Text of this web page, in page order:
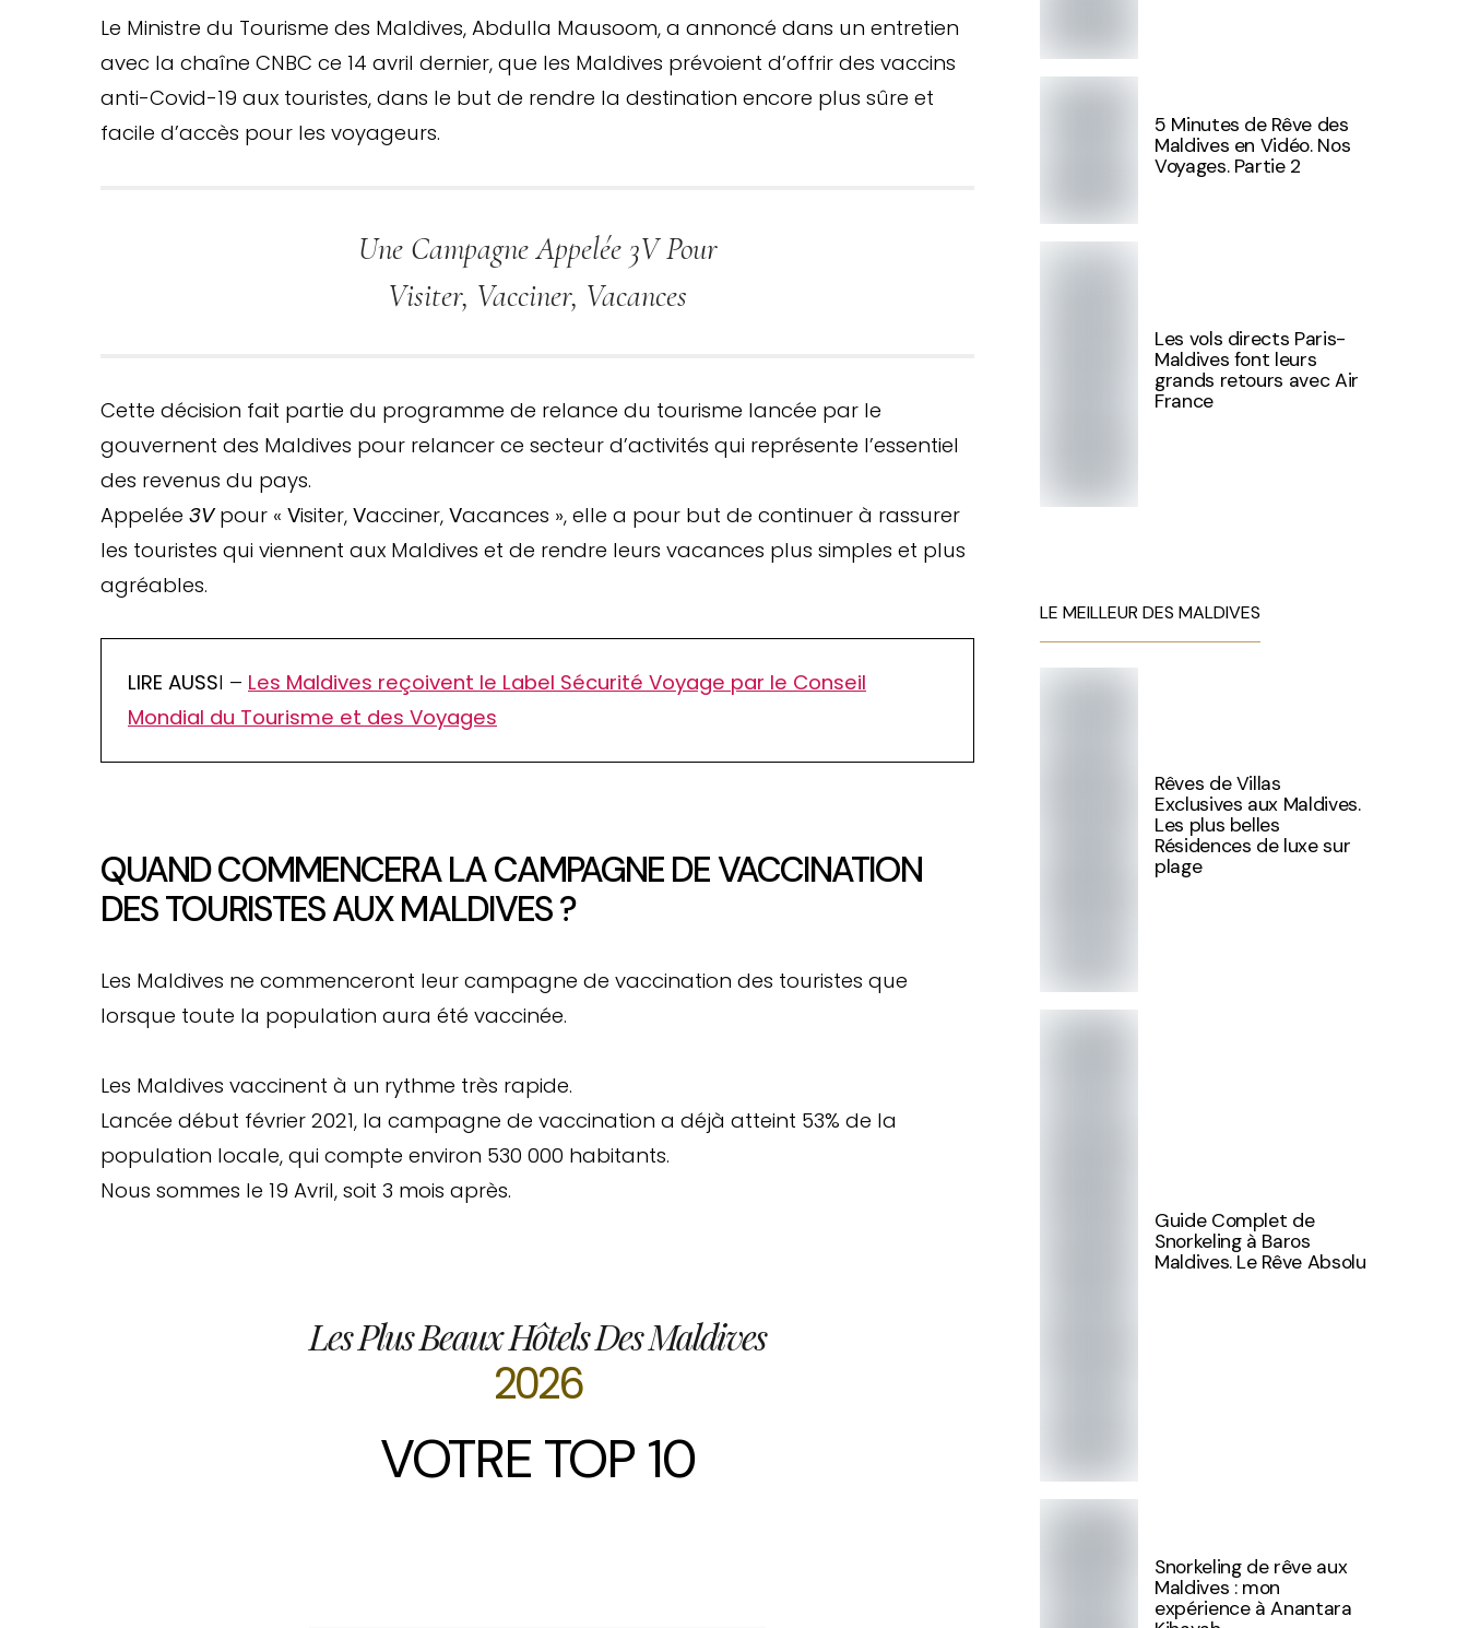
Le Ministre du Tourisme des Maldives, Abdulla Mausoom, a annoncé dans un entretien
avec la chaîne CNBC ce 14 avril dernier, que les Maldives prévoient d’offrir des vaccins
anti-Covid-19 aux touristes, dans le but de rendre la destination encore plus sûre et
facile d’accès pour les voyageurs.
Une Campagne Appelée 3V Pour
Visiter, Vacciner, Vacances
Cette décision fait partie du programme de relance du tourisme lancée par le
gouvernent des Maldives pour relancer ce secteur d’activités qui représente l’essentiel
des revenus du pays.
Appelée 3Vpour « Visiter, Vacciner, Vacances », elle a pour but de continuer à rassurer
les touristes qui viennent aux Maldives et de rendre leurs vacances plus simples et plus
agréables.
LIRE AUSSI – Les Maldives reçoivent le Label Sécurité Voyage par le Conseil
Mondial du Tourisme et des Voyages
QUAND COMMENCERA LA CAMPAGNE DE VACCINATION
DES TOURISTES AUX MALDIVES ?
Les Maldives ne commenceront leur campagne de vaccination des touristes que
lorsque toute la population aura été vaccinée.
Les Maldives vaccinent à un rythme très rapide.
Lancée début février 2021, la campagne de vaccination a déjà atteint 53% de la
population locale, qui compte environ 530 000 habitants.
Nous sommes le 19 Avril, soit 3 mois après.
Les Plus Beaux Hôtels Des Maldives
2026
VOTRE TOP 10
5 Minutes de Rêve des
Maldives en Vidéo. Nos
Voyages. Partie 2
Les vols directs Paris-
Maldives font leurs
grands retours avec Air
France
LE MEILLEUR DES MALDIVES
Rêves de Villas
Exclusives aux Maldives.
Les plus belles
Résidences de luxe sur
plage
Guide Complet de
Snorkeling à Baros
Maldives. Le Rêve Absolu
Snorkeling de rêve aux
Maldives : mon
expérience à Anantara